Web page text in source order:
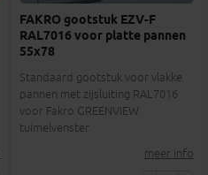
FAKRO gootstuk EZV-F
RAL7016 voor platte pannen
55x78
Standaard gootstuk voor vlakke
pannen met zijsluiting RAL7016
voor Fakro GREENVIEW
tuimelvenster
meer info